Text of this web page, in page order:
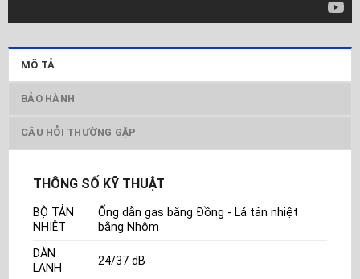
MÔ TẢ
BẢO HÀNH
CÂU HỎI THƯỜNG GẶP
THÔNG SỐ KỸ THUẬT
BỘ TẢN
NHIỆT
Ống dẫn gas bằng Đồng - Lá tản nhiệt
bằng Nhôm
DÀN
LẠNH
24/37 dB